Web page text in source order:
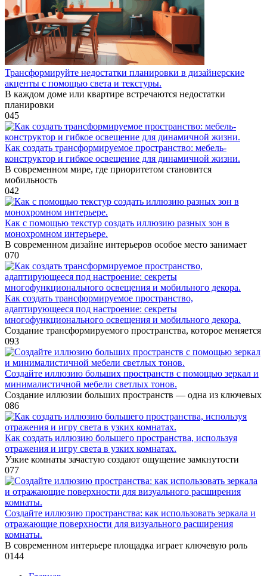
Трансформируйте недостатки планировки в дизайнерские
акценты с помощью света и текстуры.
В каждом доме или квартире встречаются недостатки
планировки
045
Как создать трансформируемое пространство: мебель-
конструктор и гибкое освещение для динамичной жизни.
В современном мире, где приоритетом становится
мобильность
042
Как с помощью текстур создать иллюзию разных зон в
монохромном интерьере.
В современном дизайне интерьеров особое место занимает
070
Как создать трансформируемое пространство,
адаптирующееся под настроение: секреты
многофункционального освещения и мобильного декора.
Создание трансформируемого пространства, которое меняется
093
Создайте иллюзию больших пространств с помощью зеркал и
минималистичной мебели светлых тонов.
Создание иллюзии больших пространств — одна из ключевых
086
Как создать иллюзию большего пространства, используя
отражения и игру света в узких комнатах.
Узкие комнаты зачастую создают ощущение замкнутости
077
Создайте иллюзию пространства: как использовать зеркала и
отражающие поверхности для визуального расширения
комнаты.
В современном интерьере площадка играет ключевую роль
0144